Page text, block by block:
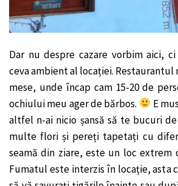
Dar nu despre cazare vorbim aici,
ceva ambient al locației. Restaurantul
mese, unde încap cam 15-20 de
ochiului meu ager de bărbos.
E
altfel n-ai nicio șansă să te bucuri
multe flori și pereți tapetați cu
seamă din ziare, este un loc extrem
Fumatul este interzis în locație, asta